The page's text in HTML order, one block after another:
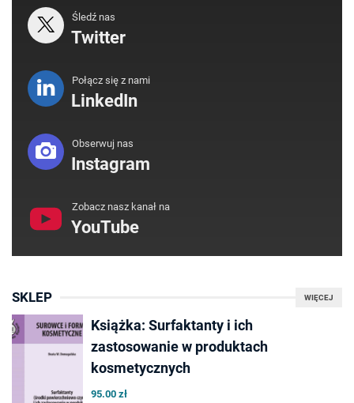
Śledź nas
Twitter
Połącz się z nami
LinkedIn
Obserwuj nas
Instagram
Zobacz nasz kanał na
YouTube
WIĘCEJ
SKLEP
Książka: Surfaktanty i ich
zastosowanie w produktach
kosmetycznych
95.00 zł